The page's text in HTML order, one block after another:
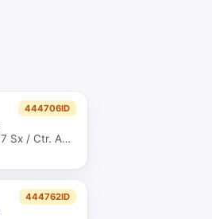
444706ID
Ss 195 Km24+517 Sx / Ctr. Anas 8/39958 Utenza 10870
444762ID